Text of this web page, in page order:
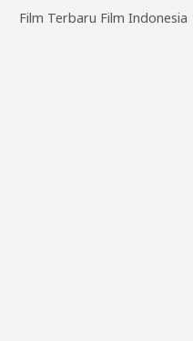
Film Terbaru Film Indonesia